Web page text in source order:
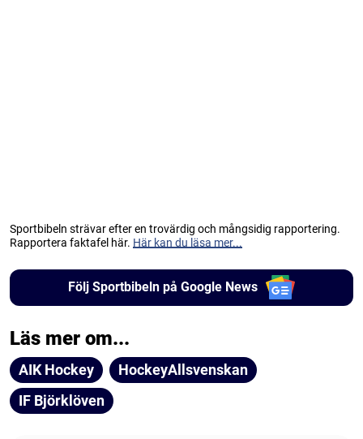
Sportbibeln strävar efter en trovärdig och mångsidig rapportering.
Rapportera faktafel här. Här kan du läsa mer...
Följ Sportbibeln på Google News
Läs mer om...
AIK Hockey
HockeyAllsvenskan
IF Björklöven